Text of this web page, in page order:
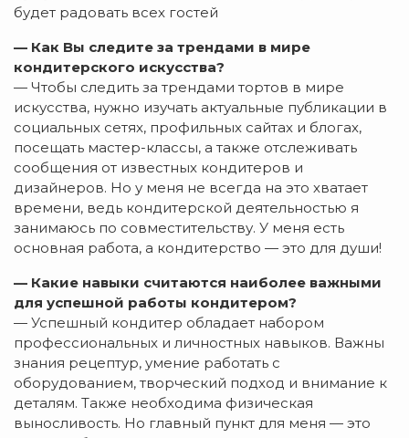
будет радовать всех гостей
— Как Вы следите за трендами в мире
кондитерского искусства?
— Чтобы следить за трендами тортов в мире
искусства, нужно изучать актуальные публикации в
социальных сетях, профильных сайтах и блогах,
посещать мастер-классы, а также отслеживать
сообщения от известных кондитеров и
дизайнеров. Но у меня не всегда на это хватает
времени, ведь кондитерской деятельностью я
занимаюсь по совместительству. У меня есть
основная работа, а кондитерство — это для души!
— Какие навыки считаются наиболее важными
для успешной работы кондитером?
— Успешный кондитер обладает набором
профессиональных и личностных навыков. Важны
знания рецептур, умение работать с
оборудованием, творческий подход и внимание к
деталям. Также необходима физическая
выносливость. Но главный пункт для меня — это